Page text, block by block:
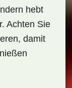
hebt
Achten Sie
damit